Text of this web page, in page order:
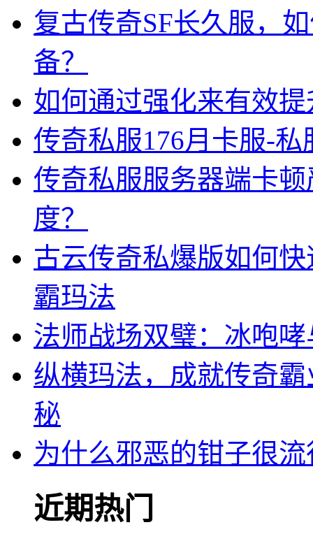
复古传奇SF长久服，
备？
如何通过强化来有效
传奇私服176月卡服-
传奇私服服务器端卡
度？
古云传奇私爆版如何
霸玛法
法师战场双璧：冰咆
纵横玛法，成就传奇
秘
为什么邪恶的钳子很流
近期热门